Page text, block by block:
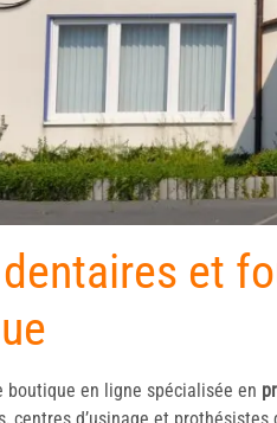
et
boutique en ligne spécialisée en